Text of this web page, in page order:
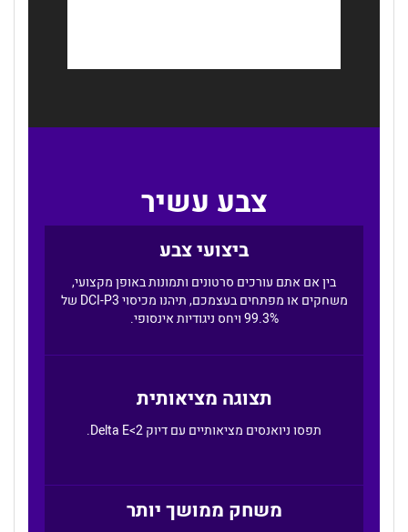
צבע עשיר
ביצועי צבע
בין אם אתם עורכים סרטונים ותמונות באופן מקצועי,
משחקים או מפתחים בעצמכם, תיהנו מכיסוי DCI-P3 של
99.3% ויחס ניגודיות אינסופי.
תצוגה מציאותית
תפסו ניואנסים מציאותיים עם דיוק Delta E<2.
משחק ממושך יותר